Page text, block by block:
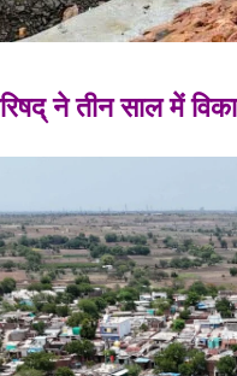
ने तीन साल में